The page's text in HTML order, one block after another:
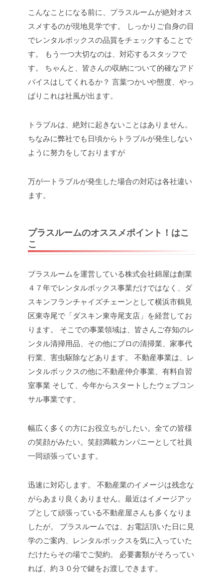
こんなことになる前に、プラスルームが絶対オス
スメするのが現地見学です。
しっかりご自身の目
でレンタルボックスの品質をチェックすることで
す。
もう一つ大切なのは、対応するスタッフで
す。
ちゃんと、皆さんの収納について的確なアド
バイスはしてくれるか？ 言葉つかいや態度、やっ
ぱりこれは社風が出ます。
トラブルは、絶対に起きないことはありません。
ちなみに弊社でも日頃からトラブルが発生しない
ように努力をしておりますが
万が一トラブルが発生した場合の対応は各社違い
ます。
プラスルームのオススメポイント！はこ
こ
プラスルームを運営している株式会社錦屋は創業
４７年でレンタルボックス事業だけではなく、ダ
スキンフランチャイズチェーンとして横浜市鶴見
区東寺尾で「ダスキン東寺尾支店」を経営してお
ります。
そこでの事業領域は、皆さんご存知のレ
ンタル清掃用品、その他にプロの清掃業、家事代
行業、害虫駆除などあります。
不動産事業は、レ
ンタルボックスの他に不動産仲介事業、有料自習
室事業 そして、今年からスタートしたウェブコン
サル事業です。
幅広く多くの方にお役立ちがしたい。全ての皆様
の笑顔がみたい。笑顔満載カンパニーとして社員
一同頑張っています。
迅速に対応します。
不動産業のイメージは残念な
がらあまり良くありません。最近はイメージアッ
プとして頑張っている不動産屋さんも多くなりま
したが。
プラスルームでは、お電話頂いた日に見
学のご案内、レンタルボックスを気に入っていた
だけたらその場でご契約。
必要書類がそろってい
れば、約３０分で鍵をお渡しできます。